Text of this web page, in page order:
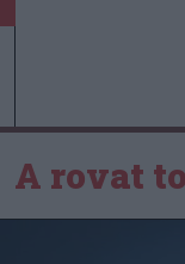
A rovat